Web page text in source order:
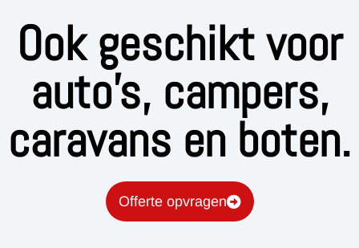
Ook geschikt voor
auto's, campers,
caravans en boten.
Offerte opvragen